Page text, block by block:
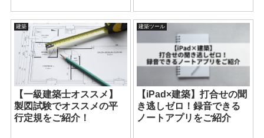
建築
【一級建築士オススメ】
製図試験でオススメの平
行定規をご紹介！
建築ツール
【iPad×建築】打合せの聞
き逃しゼロ！録音できる
ノートアプリをご紹介